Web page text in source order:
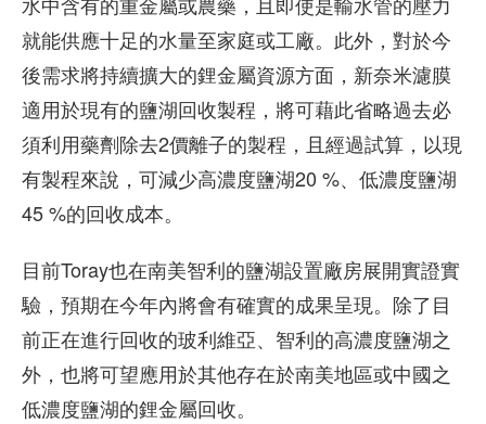
就能供應十足的水量至家庭或工廠。此外，對於今
後需求將持續擴大的鋰金屬資源方面，新奈米濾膜
適用於現有的鹽湖回收製程，將可藉此省略過去必
須利用藥劑除去2價離子的製程，且經過試算，以現
有製程來說，可減少高濃度鹽湖20 %、低濃度鹽湖
45 %的回收成本。
目前Toray也在南美智利的鹽湖設置廠房展開實證實
驗，預期在今年內將會有確實的成果呈現。除了目
前正在進行回收的玻利維亞、智利的高濃度鹽湖之
外，也將可望應用於其他存在於南美地區或中國之
低濃度鹽湖的鋰金屬回收。